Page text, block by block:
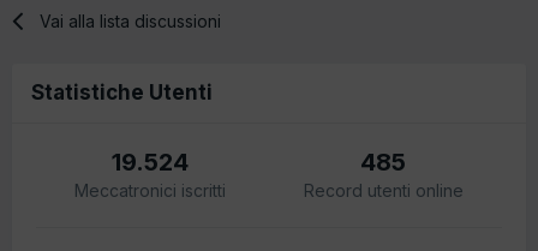
Vai alla lista discussioni
Statistiche Utenti
19.524
Meccatronici iscritti
485
Record utenti online